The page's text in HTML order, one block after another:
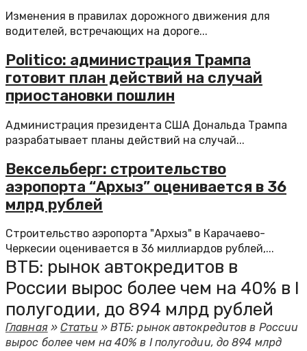
Изменения в правилах дорожного движения для
водителей, встречающих на дороге...
Politico: администрация Трампа
готовит план действий на случай
приостановки пошлин
Администрация президента США Дональда Трампа
разрабатывает планы действий на случай...
Вексельберг: строительство
аэропорта “Архыз” оценивается в 36
млрд рублей
Строительство аэропорта "Архыз" в Карачаево-
Черкесии оценивается в 36 миллиардов рублей,...
ВТБ: рынок автокредитов в
России вырос более чем на 40% в I
полугодии, до 894 млрд рублей
Главная»Статьи » ВТБ: рынок автокредитов в России
вырос более чем на 40% в I полугодии, до 894 млрд